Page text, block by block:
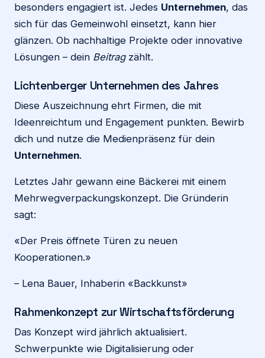
besonders engagiert ist. Jedes Unternehmen, das
sich für das Gemeinwohl einsetzt, kann hier
glänzen. Ob nachhaltige Projekte oder innovative
Lösungen – dein Beitragzählt.
Lichtenberger Unternehmen des Jahres
Diese Auszeichnung ehrt Firmen, die mit
Ideenreichtum und Engagement punkten. Bewirb
dich und nutze die Medienpräsenz für dein
Unternehmen.
Letztes Jahr gewann eine Bäckerei mit einem
Mehrwegverpackungskonzept. Die Gründerin
sagt:
«Der Preis öffnete Türen zu neuen
Kooperationen.»
– Lena Bauer, Inhaberin «Backkunst»
Rahmenkonzept zur Wirtschaftsförderung
Das Konzept wird jährlich aktualisiert.
Schwerpunkte wie Digitalisierung oder